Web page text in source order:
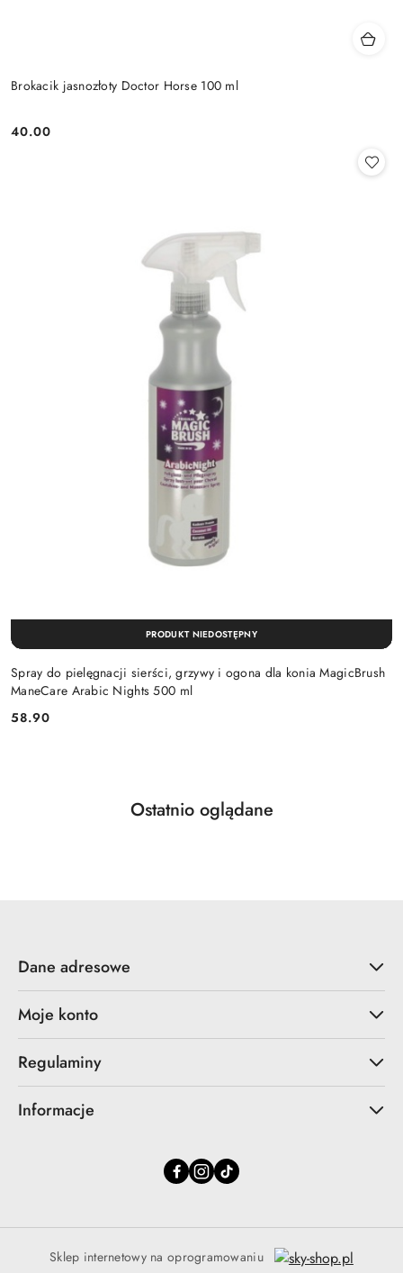
Brokacik jasnozłoty Doctor Horse 100 ml
Cena:
40.00
Spray do pielęgnacji sierści, grzywy i ogona dla konia MagicBrush
ManeCare Arabic Nights 500 ml
Cena:
58.90
PRODUKT NIEDOSTĘPNY
Pomiń karuzelę produktów
Produkty
Ostatnio oglądane
Dane adresowe
Moje konto
Regulaminy
Informacje
Sklep internetowy na oprogramowaniu